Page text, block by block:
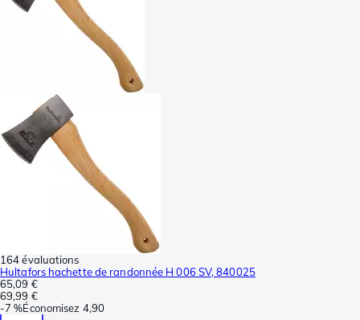
164 évaluations
Hultafors hachette de randonnée H 006 SV, 840025
65,09 €
69,99 €
-7 %Économisez 4,90